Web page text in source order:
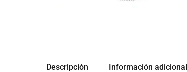
Descripción Información adicional